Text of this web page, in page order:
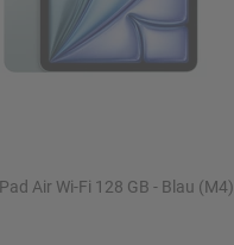
Air Wi-Fi 128 GB - Blau (M4)